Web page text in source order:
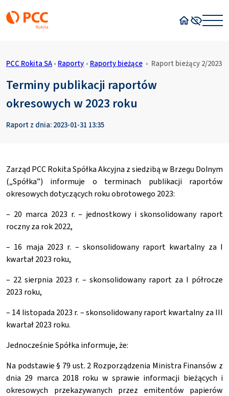
PCC Rokita SA • Raporty • Raporty bieżące • Raport bieżący 2/2023
Terminy publikacji raportów
okresowych w 2023 roku
Raport z dnia: 2023-01-31 13:35
Zarząd PCC Rokita Spółka Akcyjna z siedzibą w Brzegu Dolnym
(„Spółka”) informuje o terminach publikacji raportów
okresowych dotyczących roku obrotowego 2023:
– 20 marca 2023 r. – jednostkowy i skonsolidowany raport
roczny za rok 2022,
– 16 maja 2023 r. – skonsolidowany raport kwartalny za I
kwartał 2023 roku,
– 22 sierpnia 2023 r. – skonsolidowany raport za I półrocze
2023 roku,
– 14 listopada 2023 r. – skonsolidowany raport kwartalny za III
kwartał 2023 roku.
Jednocześnie Spółka informuje, że:
Na podstawie § 79 ust. 2 Rozporządzenia Ministra Finansów z
dnia 29 marca 2018 roku w sprawie informacji bieżących i
okresowych przekazywanych przez emitentów papierów